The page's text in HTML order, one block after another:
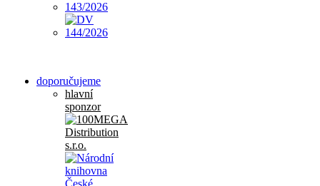
doporučujeme
hlavní
sponzor